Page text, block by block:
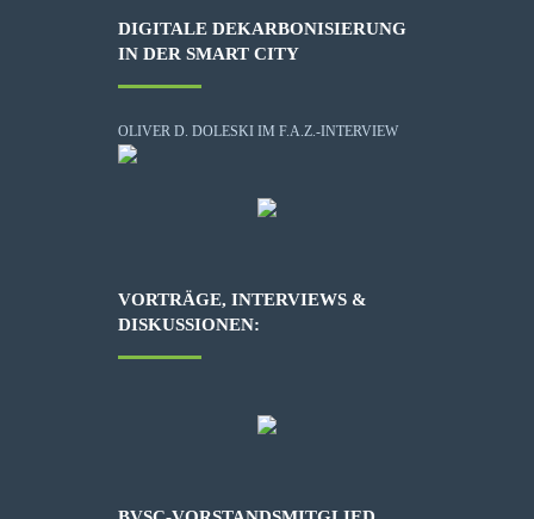
DIGITALE DEKARBONISIERUNG
IN DER SMART CITY
OLIVER D. DOLESKI IM F.A.Z.-INTERVIEW
VORTRÄGE, INTERVIEWS &
DISKUSSIONEN: